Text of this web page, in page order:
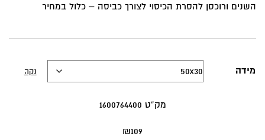
השנים ורוכסן להסרת הכיסוי לצורך כביסה – כלול במחיר
מידה נקה
מק”ט 1600764400
₪109